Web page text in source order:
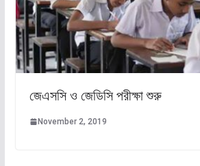
জেএসসি ও জেডিসি পরীক্ষা শুরু
November 2, 2019